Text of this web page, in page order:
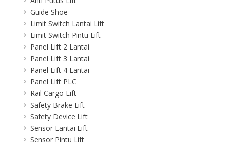
Guide Shoe
Limit Switch Lantai Lift
Limit Switch Pintu Lift
Panel Lift 2 Lantai
Panel Lift 3 Lantai
Panel Lift 4 Lantai
Panel Lift PLC
Rail Cargo Lift
Safety Brake Lift
Safety Device Lift
Sensor Lantai Lift
Sensor Pintu Lift